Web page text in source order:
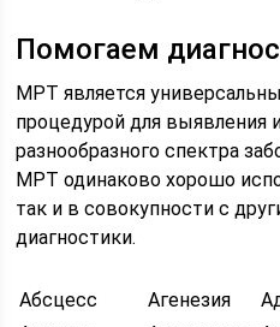
Помогаем
МРТ является
процедурой для выявления
разнообразного спектра
МРТ одинаково хорошо
так и в совокупности с
диагностики.
Абсцесс Агенезия